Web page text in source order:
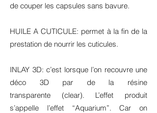
de couper les capsules sans bavure.
HUILE A CUTICULE: permet à la fin de la
prestation de nourrir les cuticules.
INLAY 3D: c’est lorsque l’on recouvre une
déco 3D par de la résine
transparente (clear). L’effet produit
s’appelle l’effet “Aquarium”. Car on